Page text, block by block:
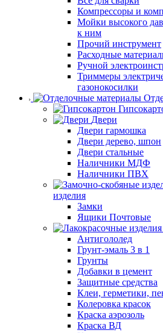
Компрессоры и
Мойки высокого
к ним
Прочий инструмент
Расходные
Ручной
Триммеры
газонокосилки
Двери
Двери гармошка
Двери дерево, шпон
Двери стальные
Наличники МДФ
Наличники ПВХ
изделия
Замки
Ящики Почтовые
Антигололед
Грунт-эмаль 3 в 1
Грунты
Добавки в цемент
Защитные средства
Клеи, герметики,
Колеровка красок
Краска аэрозоль
Краска ВД